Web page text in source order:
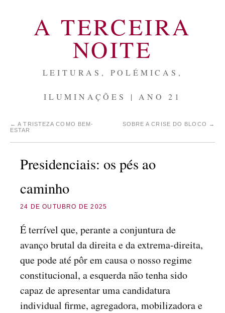
A TERCEIRA
NOITE
LEITURAS, POLÉMICAS,
ILUMINAÇÕES | ANO 21
← A TRISTEZA COMO BEM-
ESTAR
SOBRE A CRISE DO BLOCO →
Presidenciais: os pés ao
caminho
24 DE OUTUBRO DE 2025
É terrível que, perante a conjuntura de
avanço brutal da direita e da extrema-direita,
que pode até pôr em causa o nosso regime
constitucional, a esquerda não tenha sido
capaz de apresentar uma candidatura
individual firme, agregadora, mobilizadora e